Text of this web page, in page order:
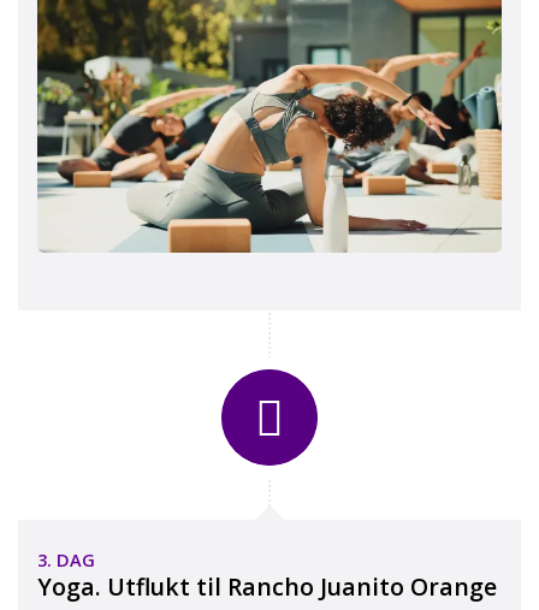
3. DAG
Yoga. Utflukt til Rancho Juanito Orange